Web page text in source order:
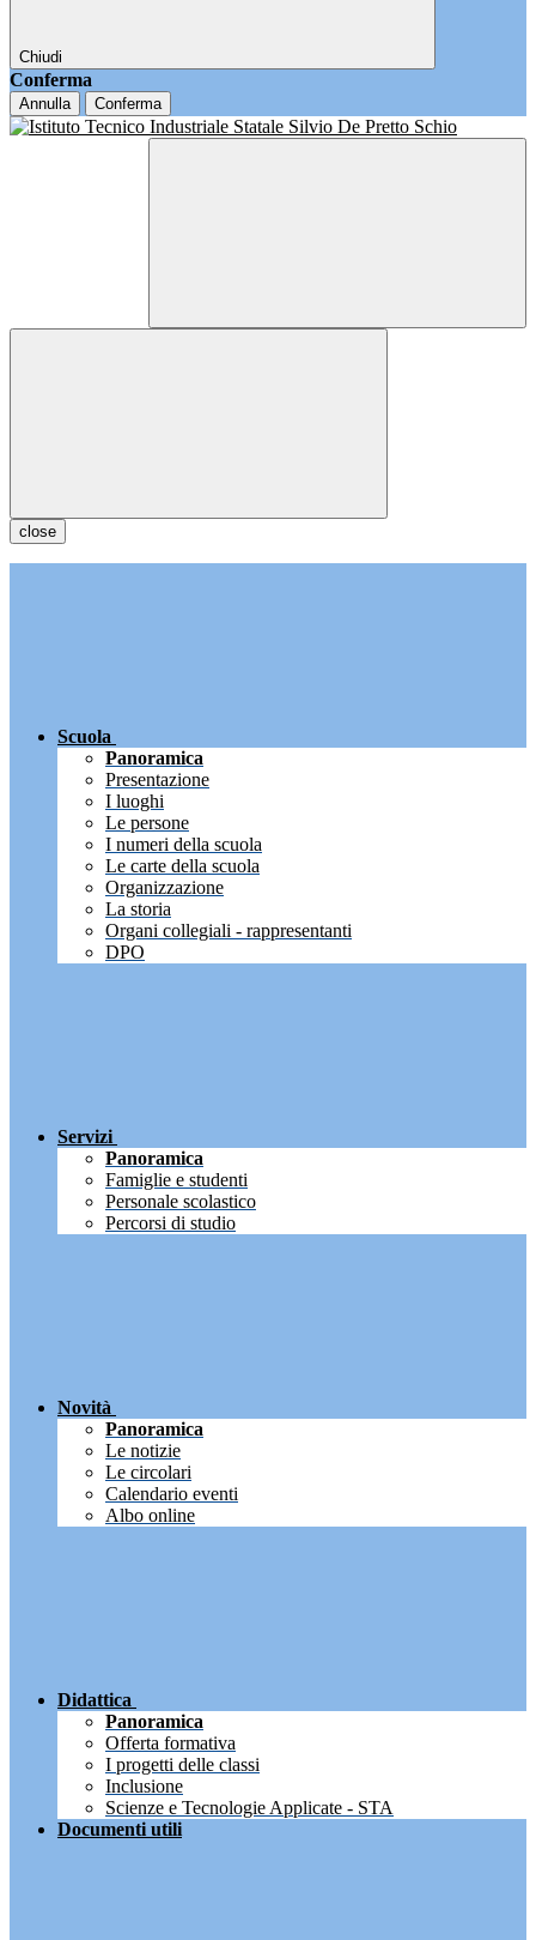
Chiudi
Conferma
Annulla Conferma
close
Scuola
Panoramica
Presentazione
I luoghi
Le persone
I numeri della scuola
Le carte della scuola
Organizzazione
La storia
Organi collegiali - rappresentanti
DPO
Servizi
Panoramica
Famiglie e studenti
Personale scolastico
Percorsi di studio
Novità
Panoramica
Le notizie
Le circolari
Calendario eventi
Albo online
Didattica
Panoramica
Offerta formativa
I progetti delle classi
Inclusione
Scienze e Tecnologie Applicate - STA
Documenti utili